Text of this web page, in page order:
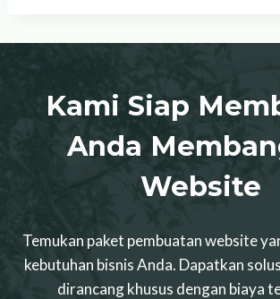
Kami Siap
Anda
Website
Temukan paket pembuatan website
kebutuhan bisnis Anda. Dapatkan
dirancang khusus dengan biaya